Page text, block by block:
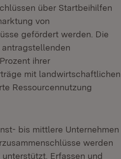
über Startbeihilfen
von
gefördert werden. Die
ihrer
mit landwirtschaftlichen
Ressourcennutzung
bis mittlere Unternehmen
werden
Erfassen und